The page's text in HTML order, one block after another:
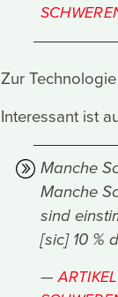
Zur
Interessant ist
Manche
Manche
sind
[sic] 10 %